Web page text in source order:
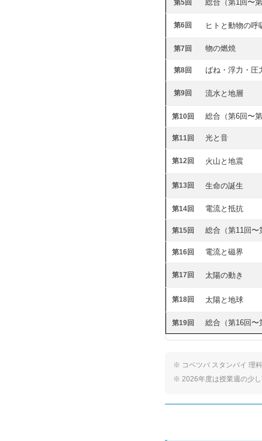
第5回 総合（第1回〜第
第6回 ヒトと動物の呼
第7回 物の燃焼
第8回 ばね・浮力・圧
第9回 流水と地層
第10回 総合（第6回〜第
第11回 光と音
第12回 火山と地震
第13回 生命の誕生
第14回 電流と抵抗
第15回 総合（第11回〜
第16回 電流と磁界
第17回 太陽の動き
第18回 太陽と地球
第19回 総合（第16回〜
※ コベツバ スタンバイ 理
※ 2026年度は授業週の少し